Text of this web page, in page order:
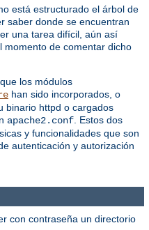
está estructurado el árbol de
saber donde se encuentran
una tarea difícil, aún así
momento de comentar dicho
los módulos
han sido incorporados, o
binario httpd o cargados
apache2.conf . Estos dos
y funcionalidades que son
autenticación y autorización
con contraseña un directorio